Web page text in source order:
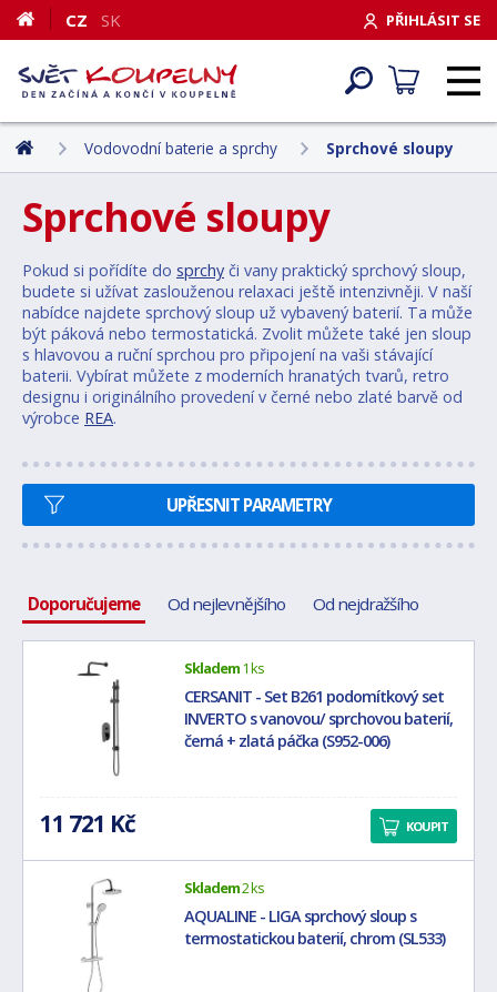
PŘIHLÁSIT SE
CZ SK
Vodovodní baterie a sprchy Sprchové sloupy
Sprchové sloupy
Pokud si pořídíte do sprchy či vany praktický sprchový sloup,
budete si užívat zaslouženou relaxaci ještě intenzivněji. V naší
nabídce najdete sprchový sloup už vybavený baterií. Ta může
být páková nebo termostatická. Zvolit můžete také jen sloup
s hlavovou a ruční sprchou pro připojení na vaši stávající
baterii. Vybírat můžete z moderních hranatých tvarů, retro
designu i originálního provedení v černé nebo zlaté barvě od
výrobce REA.
UPŘESNIT PARAMETRY
Doporučujeme Od nejlevnějšího Od nejdražšího
Skladem1 ks
CERSANIT - Set B261 podomítkový set
INVERTO s vanovou/ sprchovou baterií,
černá + zlatá páčka (S952-006)
11 721 Kč KOUPIT
Skladem2 ks
AQUALINE - LIGA sprchový sloup s
termostatickou baterií, chrom (SL533)